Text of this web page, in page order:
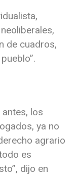
de cuadros,
los
ya no
agrario
es
dijo en